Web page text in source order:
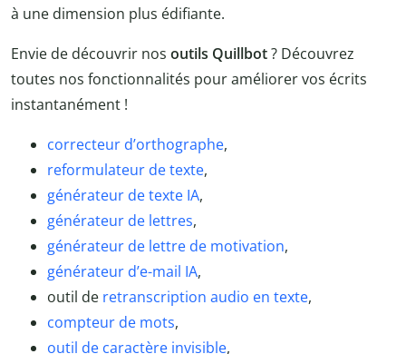
à une dimension plus édifiante.
Envie de découvrir nos outils Quillbot? Découvrez
toutes nos fonctionnalités pour améliorer vos écrits
instantanément !
correcteur d’orthographe,
reformulateur de texte,
générateur de texte IA,
générateur de lettres,
générateur de lettre de motivation,
générateur d’e-mail IA,
outil de retranscription audio en texte,
compteur de mots,
outil de caractère invisible,